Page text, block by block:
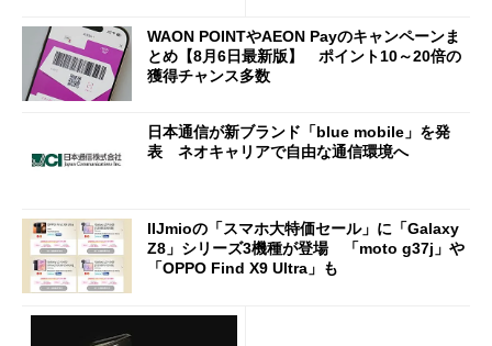
WAON POINTやAEON Payのキャンペーンま
とめ【8月6日最新版】 ポイント10～20倍の
獲得チャンス多数
日本通信が新ブランド「blue mobile」を発
表 ネオキャリアで自由な通信環境へ
IIJmioの「スマホ大特価セール」に「Galaxy
Z8」シリーズ3機種が登場 「moto g37j」や
「OPPO Find X9 Ultra」も